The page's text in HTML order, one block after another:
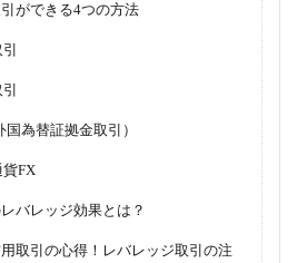
ができる4つの方法
国為替証拠金取引）
貨FX
バレッジ効果とは？
取引の心得！レバレッジ取引の注